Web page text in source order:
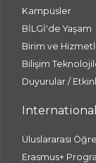
Kampüsler
BİLGİ'de Yaşam
Birim ve
Bilişim
Duyurular /
International
Uluslararası
Erasmus+